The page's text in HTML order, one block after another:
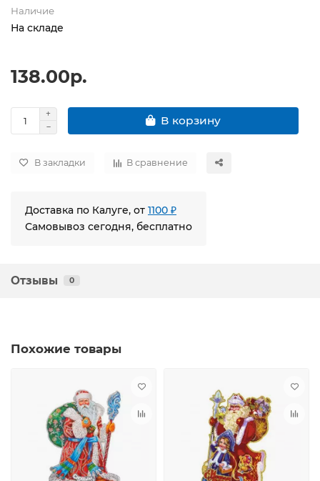
Наличие
На складе
138.00р.
В корзину
В закладки В сравнение
Доставка по Калуге, от 1100 ₽
Самовывоз сегодня, бесплатно
Отзывы 0
Похожие товары